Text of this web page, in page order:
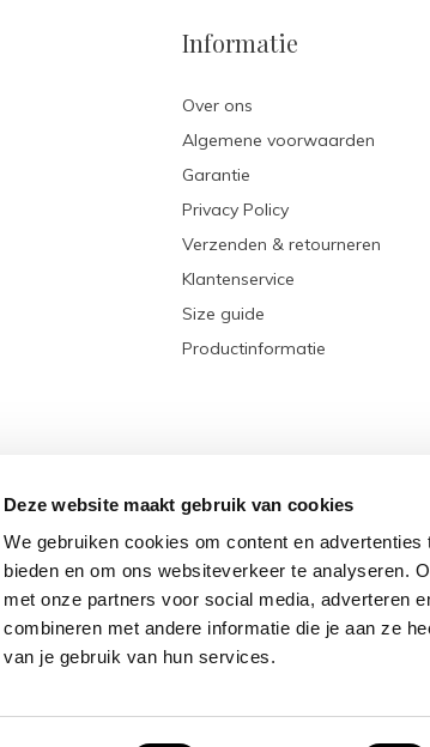
Deze website maakt gebruik van cookies
We gebruiken cookies om content en
bieden en om ons websiteverkeer te analyseren.
met onze partners voor social media, adverteren
combineren met andere informatie die je aan ze
van je gebruik van hun services.
Informatie
Over ons
Algemene voorwaarden
Garantie
Privacy Policy
Verzenden & retourneren
Klantenservice
Size guide
Productinformatie
© Copyright 2026- Theme